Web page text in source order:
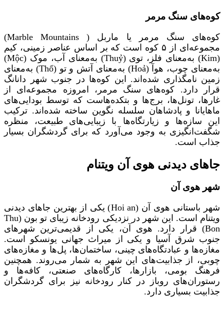
کوه‌های سنگ مرمر
کوه‌های سنگ مرمر یا ماربل ( Marble Mountains)
مجموعه‌ای از ۵ کوه است که بر اساس عناصر زمینی، کیم
(Kim) به‌معنای فلز، توی (Thuỷ) به‌معنای آب، موک (Mộc)
به‌معنای چوب، هوآ (Hoả) به‌معنای آتش و تو (Thổ) به‌معنای
زمین نامگذاری شده‌اند. این کوه‌ها در جنوب شهر دانانگ
قرار دارد. کوه‌های سنگ مرمر، امروزه مجموعه‌ای از
غارها، تونل‌ها، برج‌ها و بتکده‌هاست که توسط بودایی‌های
ماهایانا و پادشاهان سلسله نگوین ساخته شده‌اند. ترکیب
این سازه‌ها و زیارتگاه‌ها با زیبایی‌های طبیعت، منظره
شگفت‌انگیزی به وجود می‌آورد که برای گردشگران بسیار
جذاب است.
جاهای دیدنی هوی آن ویتنام
شهر هوی‌ آن
شهر باستانی هوی آن (Hoi an) یکی از بهترین جاهای دیدنی
ویتنام است. این شهر در نزدیکی رودخانه زیبای تو بون (Thu
Bon) قرار دارد. هوی آن، یکی از قدیمی‌ترین شهرهای
جنوب شرق آسیا و یکی از میراث جهانی یونسکو است.
مغازه‌ها و عبادتگاه‌های چینی، ساختمان‌ها، پل‌ها و مغازه‌های
چوبی، از جذابیت‌های این شهر به شمار می‌روند. همچنین
فرهنگ بومی، بازارها، کارگاه‌های صنعتی، کافه‌ها و
رستوران‌های روباز در کنار رودخانه نیز برای گردشگران
جذابیت بسیاری دارد.